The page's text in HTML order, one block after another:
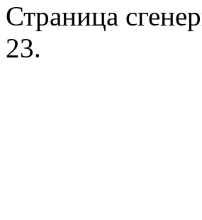
Страница
23.